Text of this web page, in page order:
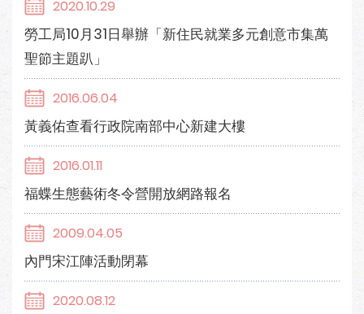
2020.10.29
勞工局10月31日舉辦「新住民就業多元創意市集萬
聖節主題趴」
2016.06.04
黃義佑查看行政院南部中心新建大樓
2016.01.11
福蝶生態藝術冬令營開放網路報名
2009.04.05
內門宋江陣活動閉幕
2020.08.12